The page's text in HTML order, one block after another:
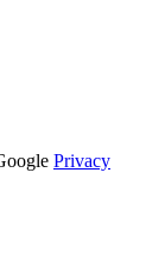
Privacy